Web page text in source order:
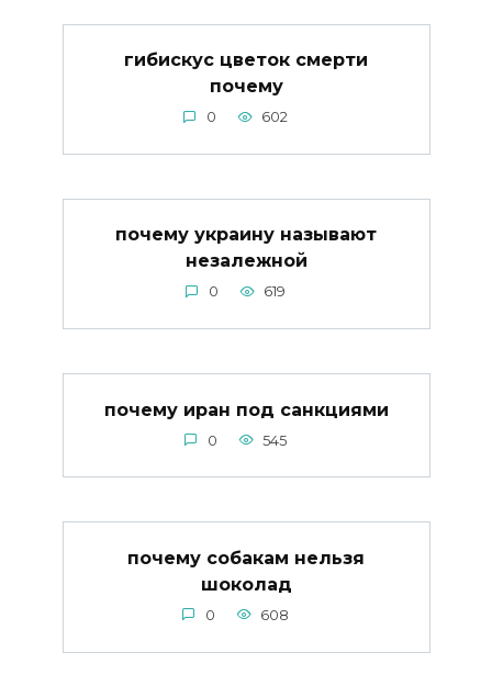
гибискус цветок смерти
почему
0 602
почему украину называют
незалежной
0 619
почему иран под санкциями
0 545
почему собакам нельзя
шоколад
0 608